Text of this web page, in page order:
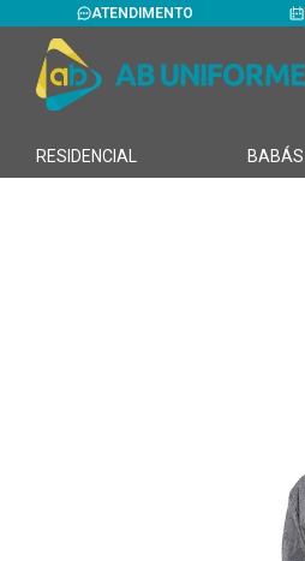
ATENDIMENTO
RESIDENCIAL BABÁS